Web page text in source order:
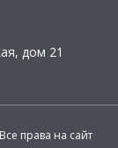
дом 21
права на сайт